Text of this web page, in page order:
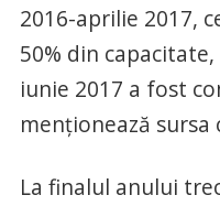
2016-aprilie 2017,
50% din
iunie 2017 a fost
menţionează sursa
La finalul anului